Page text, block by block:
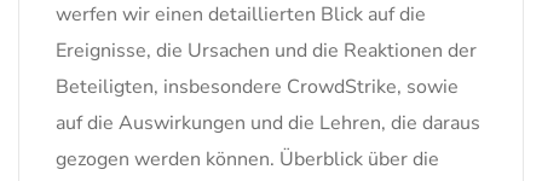
werfen wir einen detaillierten Blick auf die
Ereignisse, die Ursachen und die Reaktionen der
Beteiligten, insbesondere CrowdStrike, sowie
auf die Auswirkungen und die Lehren, die daraus
gezogen werden können. Überblick über die